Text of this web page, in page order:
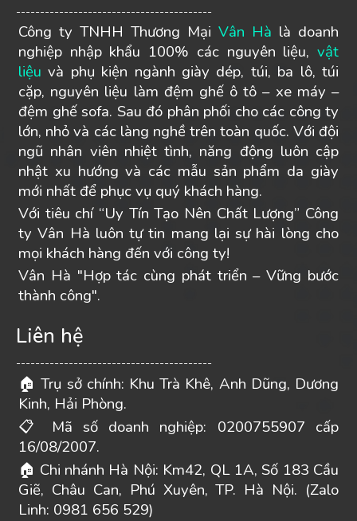
-----------------------------------------
Công ty TNHH Thương Mại Vân Hà là doanh
nghiệp nhập khẩu 100% các nguyên liệu, vật
liệu và phụ kiện ngành giày dép, túi, ba lô, túi
cặp, nguyên liệu làm đệm ghế ô tô – xe máy –
đệm ghế sofa. Sau đó phân phối cho các công ty
lớn, nhỏ và các làng nghề trên toàn quốc. Với đội
ngũ nhân viên nhiệt tình, năng động luôn cập
nhật xu hướng và các mẫu sản phẩm da giày
mới nhất để phục vụ quý khách hàng.
Với tiêu chí “Uy Tín Tạo Nên Chất Lượng” Công
ty Vân Hà luôn tự tin mang lại sự hài lòng cho
mọi khách hàng đến với công ty!
Vân Hà "Hợp tác cùng phát triển – Vững bước
thành công".
Liên hệ
-----------------------------------------
🏠 Trụ sở chính: Khu Trà Khê, Anh Dũng, Dương
Kinh, Hải Phòng.
📋
Mã số doanh nghiệp: 0200755907 cấp
16/08/2007.
🏠 Chi nhánh Hà Nội: Km42, QL 1A, Số 183 Cầu
Giẽ, Châu Can, Phú Xuyên, TP. Hà Nội. (Zalo
Linh: 0981 656 529)